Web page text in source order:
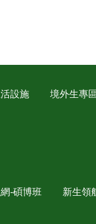
設施 境外生專
-碩博班 新生領